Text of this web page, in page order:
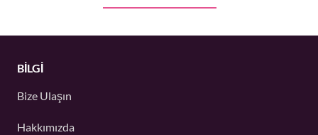
BİLGİ
Bize Ulaşın
Hakkımızda